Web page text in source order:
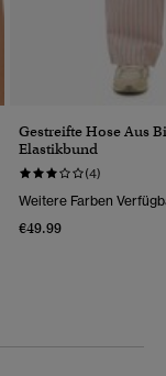
Gestreifte Hose Aus
Elastikbund
(4)
Weitere Farben
€49.99